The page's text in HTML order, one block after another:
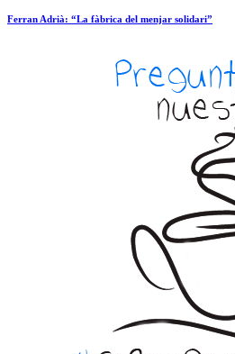
Ferran Adrià: “La fàbrica del menjar solidari”